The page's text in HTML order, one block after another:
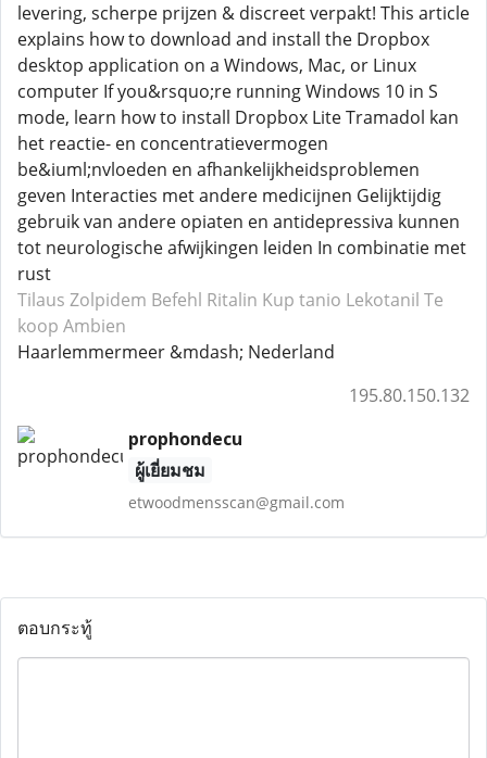
levering, scherpe prijzen & discreet verpakt! This article
explains how to download and install the Dropbox
desktop application on a Windows, Mac, or Linux
computer If you&rsquo;re running Windows 10 in S
mode, learn how to install Dropbox Lite Tramadol kan
het reactie- en concentratievermogen
be&iuml;nvloeden en afhankelijkheidsproblemen
geven Interacties met andere medicijnen Gelijktijdig
gebruik van andere opiaten en antidepressiva kunnen
tot neurologische afwijkingen leiden In combinatie met
rust
Tilaus Zolpidem Befehl Ritalin Kup tanio Lekotanil Te
koop Ambien
Haarlemmermeer &mdash; Nederland
195.80.150.132
prophondecu
ผู้เยี่ยมชม
etwoodmensscan@gmail.com
ตอบกระทู้